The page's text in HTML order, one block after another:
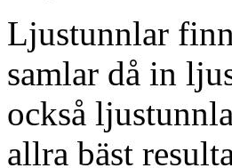
Ljustunnlar
samlar då in
också
allra bäst